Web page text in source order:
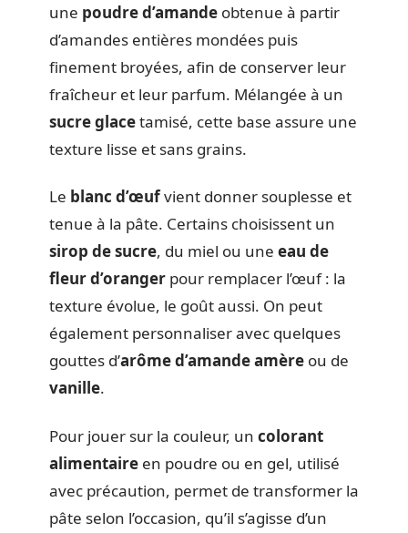
une poudre d’amande obtenue à partir
d’amandes entières mondées puis
finement broyées, afin de conserver leur
fraîcheur et leur parfum. Mélangée à un
sucre glacetamisé, cette base assure une
texture lisse et sans grains.
Le blanc d’œufvient donner souplesse et
tenue à la pâte. Certains choisissent un
sirop de sucre, du miel ou une eau de
fleur d’oranger pour remplacer l’œuf : la
texture évolue, le goût aussi. On peut
également personnaliser avec quelques
gouttes d’arôme d’amande amère ou de
vanille.
Pour jouer sur la couleur, un colorant
alimentaire en poudre ou en gel, utilisé
avec précaution, permet de transformer la
pâte selon l’occasion, qu’il s’agisse d’un